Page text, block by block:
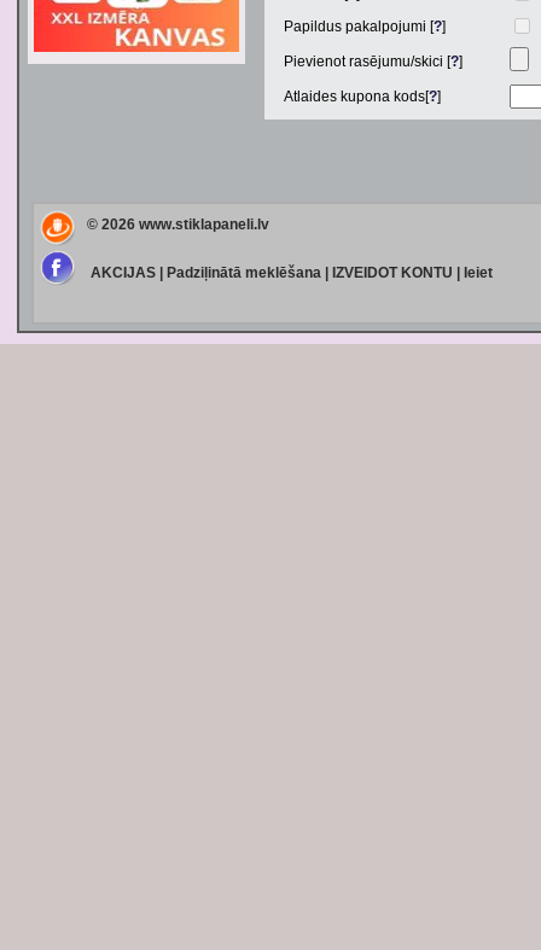
Papildus pakalpojumi [?]
Pievienot rasējumu/skici [?]
Atlaides kupona kods[?]
© 2026 www.stiklapaneli.lv
AKCIJAS| Padziļinātā meklēšana| IZVEIDOT KONTU Ieiet